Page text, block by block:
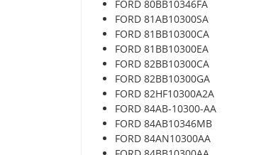
FORD 80BB10346FA
FORD 81AB10300SA
FORD 81BB10300CA
FORD 81BB10300EA
FORD 82BB10300CA
FORD 82BB10300GA
FORD 82HF10300A2A
FORD 84AB-10300-AA
FORD 84AB10346MB
FORD 84AN10300AA